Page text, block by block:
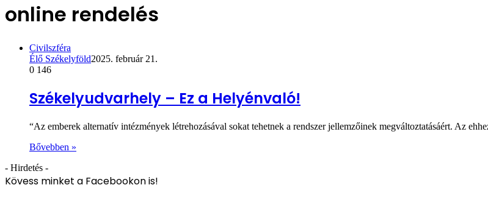
online rendelés
Civilszféra
Élő Székelyföld2025. február 21.
0 146
Székelyudvarhely – Ez a Helyénvaló!
“Az emberek alternatív intézmények létrehozásával sokat tehetnek a rendszer jellemzőinek megváltoztatásáért. Az
Bővebben »
- Hirdetés -
Kövess minket a Facebookon is!